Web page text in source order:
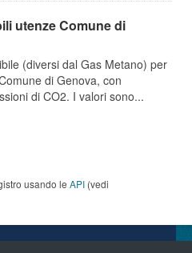
utenze Comune di
(diversi dal Gas Metano) per
di Genova, con
di CO2. I valori sono...
usando le API (vedi